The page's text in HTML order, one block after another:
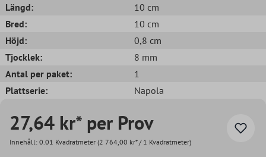
Längd:
10 cm
Bred:
10 cm
Höjd:
0,8 cm
Tjocklek:
8 mm
Antal per paket:
1
Plattserie:
Napola
27,64 kr* per Prov
Innehåll: 0.01 Kvadratmeter (2 764,00 kr* / 1 Kvadratmeter)